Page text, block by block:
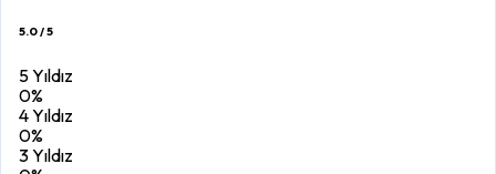
5.0 / 5
5 Yıldız
0%
4 Yıldız
0%
3 Yıldız